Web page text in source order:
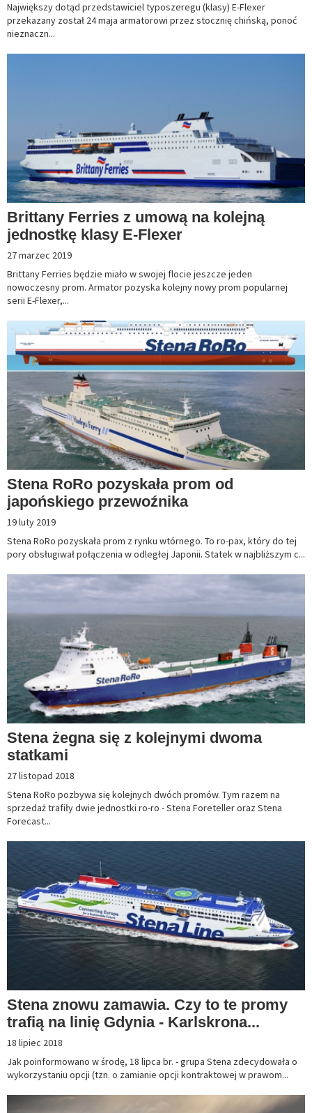
Największy dotąd przedstawiciel typoszeregu (klasy) E-Flexer
przekazany został 24 maja armatorowi przez stocznię chińską, ponoć
nieznaczn...
Brittany Ferries z umową na kolejną
jednostkę klasy E-Flexer
27 marzec 2019
Brittany Ferries będzie miało w swojej flocie jeszcze jeden
nowoczesny prom. Armator pozyska kolejny nowy prom popularnej
serii E-Flexer,...
Stena RoRo pozyskała prom od
japońskiego przewoźnika
19 luty 2019
Stena RoRo pozyskała prom z rynku wtórnego. To ro-pax, który do tej
pory obsługiwał połączenia w odległej Japonii. Statek w najbliższym c...
Stena żegna się z kolejnymi dwoma
statkami
27 listopad 2018
Stena RoRo pozbywa się kolejnych dwóch promów. Tym razem na
sprzedaż trafiły dwie jednostki ro-ro - Stena Foreteller oraz Stena
Forecast...
Stena znowu zamawia. Czy to te promy
trafią na linię Gdynia - Karlskrona...
18 lipiec 2018
Jak poinformowano w środę, 18 lipca br. - grupa Stena zdecydowała o
wykorzystaniu opcji (tzn. o zamianie opcji kontraktowej w prawom...